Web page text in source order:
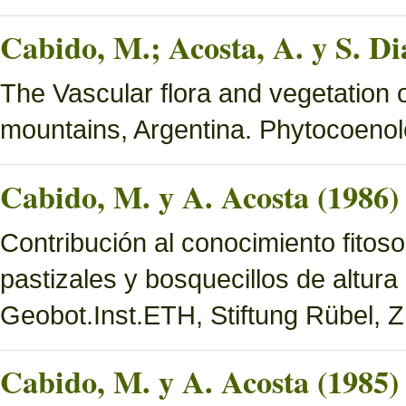
Cabido, M.; Acosta, A. y S.
The Vascular flora and vegetation
mountains, Argentina.
Cabido, M. y A. Acosta (1986)
Contribución al conocimiento
pastizales y bosquecillos de
Geobot.Inst.ETH, Stiftung Rübel,
Cabido, M. y A. Acosta (1985)